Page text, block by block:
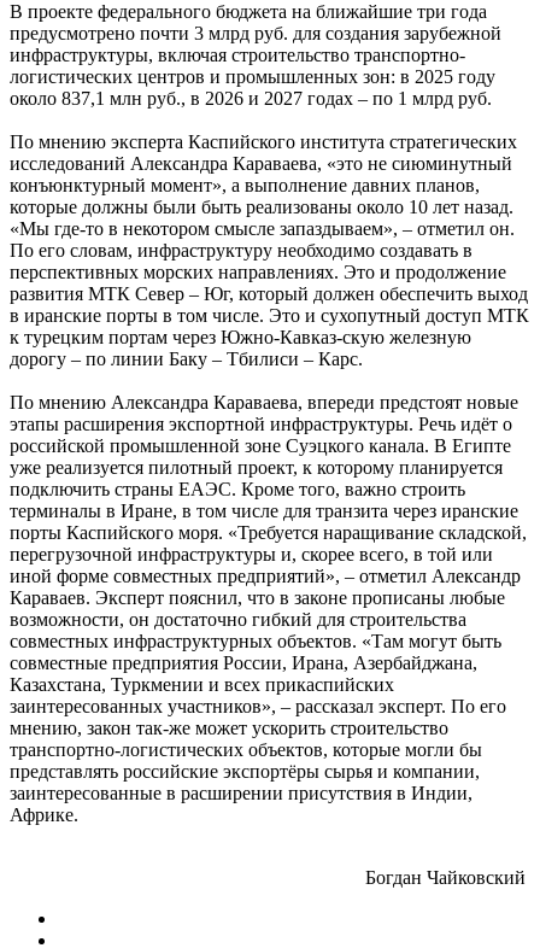
В проекте федерального бюджета на ближайшие три года
предусмотрено почти 3 млрд руб. для создания зарубежной
инфраструктуры, включая строительство транспортно-
логистических центров и промышленных зон: в 2025 году
около 837,1 млн руб., в 2026 и 2027 годах – по 1 млрд руб.
По мнению эксперта Каспийского института стратегических
исследований Александра Караваева, «это не сиюминутный
конъюнктурный момент», а выполнение давних планов,
которые должны были быть реализованы около 10 лет назад.
«Мы где-то в некотором смысле запаздываем», – отметил он.
По его словам, инфраструктуру необходимо создавать в
перспективных морских направлениях. Это и продолжение
развития МТК Север – Юг, который должен обеспечить выход
в иранские порты в том числе. Это и сухопутный доступ МТК
к турецким портам через Южно-Кавказ-скую железную
дорогу – по линии Баку – Тбилиси – Карс.
По мнению Александра Караваева, впереди предстоят новые
этапы расширения экспортной инфраструктуры. Речь идёт о
российской промышленной зоне Суэцкого канала. В Египте
уже реализуется пилотный проект, к которому планируется
подключить страны ЕАЭС. Кроме того, важно строить
терминалы в Иране, в том числе для транзита через иранские
порты Каспийского моря. «Требуется наращивание складской,
перегрузочной инфраструктуры и, скорее всего, в той или
иной форме совместных предприятий», – отметил Александр
Караваев. Эксперт пояснил, что в законе прописаны любые
возможности, он достаточно гибкий для строительства
совместных инфраструктурных объектов. «Там могут быть
совместные предприятия России, Ирана, Азербайджана,
Казахстана, Туркмении и всех прикаспийских
заинтересованных участников», – рассказал эксперт. По его
мнению, закон так-же может ускорить строительство
транспортно-логистических объектов, которые могли бы
представлять российские экспортёры сырья и компании,
заинтересованные в расширении присутствия в Индии,
Африке.
Богдан Чайковский